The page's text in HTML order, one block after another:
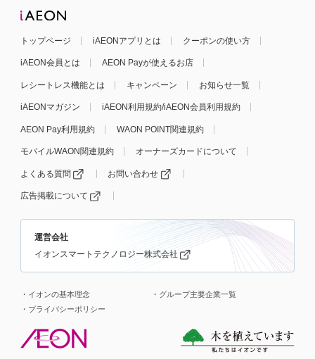
トップページ iAEONアプリとは クーポンの使い方
iAEON会員とは AEON Payが使えるお店
レシートレス機能とは キャンペーン お知らせ一覧
iAEONマガジン iAEON利用規約/iAEON会員利用規約
AEON Pay利用規約 WAON POINT関連規約
モバイルWAON関連規約 オーナーズカードについて
よくある質問 お問い合わせ
広告掲載について
運営会社
イオンスマートテクノロジー株式会社
イオンの基本理念
グループ主要企業一覧
プライバシーポリシー